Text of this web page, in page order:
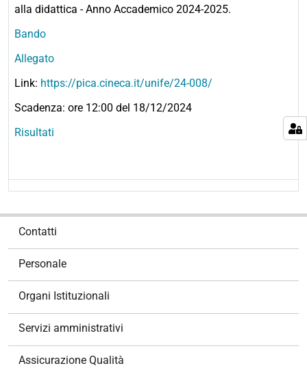
alla didattica - Anno Accademico 2024-2025.
Bando
Allegato
Link: https://pica.cineca.it/unife/24-008/
Scadenza: ore 12:00 del 18/12/2024
Risultati
Contatti
Personale
Organi Istituzionali
Servizi amministrativi
Assicurazione Qualità